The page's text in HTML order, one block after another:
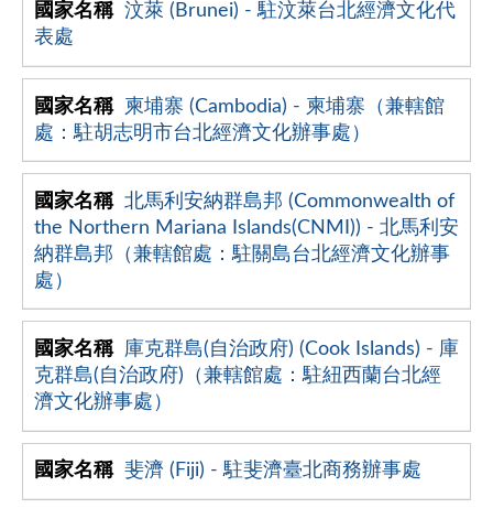
汶萊 (Brunei) - 駐汶萊台北經濟文化代
表處
柬埔寨 (Cambodia) - 柬埔寨（兼轄館
處：駐胡志明市台北經濟文化辦事處）
北馬利安納群島邦 (Commonwealth of
the Northern Mariana Islands(CNMI)) - 北馬利安
納群島邦（兼轄館處：駐關島台北經濟文化辦事
處）
庫克群島(自治政府) (Cook Islands) - 庫
克群島(自治政府)（兼轄館處：駐紐西蘭台北經
濟文化辦事處）
斐濟 (Fiji) - 駐斐濟臺北商務辦事處